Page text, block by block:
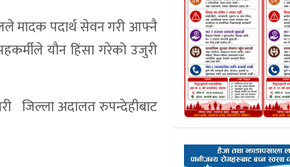
मादक पदार्थ सेवन गरी आफ्नै
यौन हिंसा गरेको उजुरी
जिल्ला अदालत रुपन्देहीबाट